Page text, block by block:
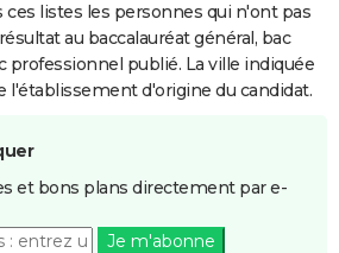
ces listes les personnes qui n'ont pas
au baccalauréat général, bac
professionnel publié. La ville indiquée
l'établissement d'origine du candidat.
et bons plans directement par e-
Je m'abonne